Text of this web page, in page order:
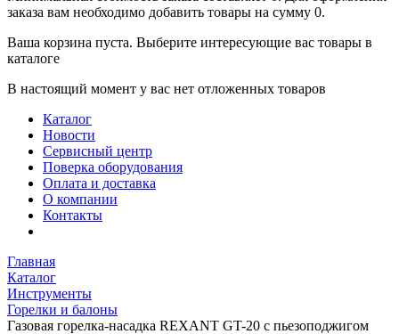
заказа вам необходимо добавить товары на сумму 0.
Ваша корзина пуста. Выберите интересующие вас товары в
каталоге
В настоящий момент у вас нет отложенных товаров
Каталог
Новости
Сервисный центр
Поверка оборудования
Оплата и доставка
О компании
Контакты
Главная
Каталог
Инструменты
Горелки и балоны
Газовая горелка-насадка REXANT GT-20 с пьезоподжигом